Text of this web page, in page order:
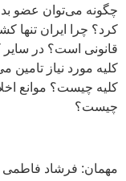
چگونه می‌توان عضو
کرد؟ چرا ایران
قانونی است؟ در سایر
کلیه مورد نیاز
کلیه چیست؟ موانع
چیست؟
مهمان: فرشاد فاطمی